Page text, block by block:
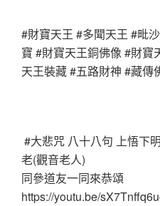
#財寶天王 #多聞天王 #毗
寶 #財寶天王銅佛像 #財寶
天王裝藏 #五路財神 #藏傳
#大悲咒 八十八句 上悟下
老(觀音老人)
同參道友一同來恭頌
https://youtu.be/